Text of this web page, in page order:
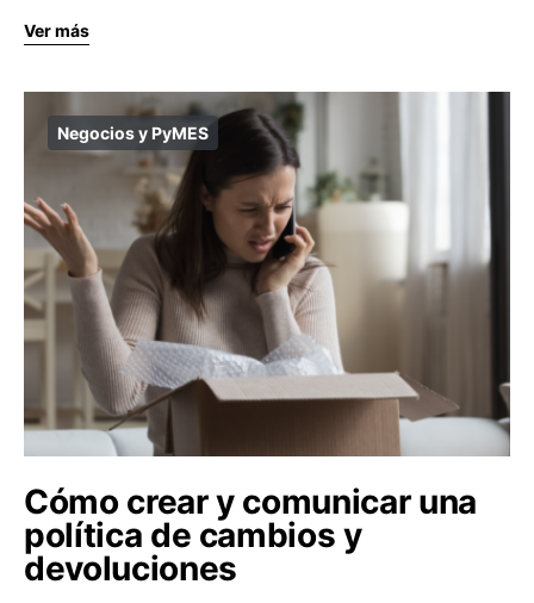
Ver más
Negocios y PyMES
Cómo crear y comunicar una
política de cambios y
devoluciones